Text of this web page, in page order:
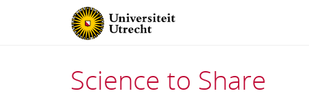
Science to Share